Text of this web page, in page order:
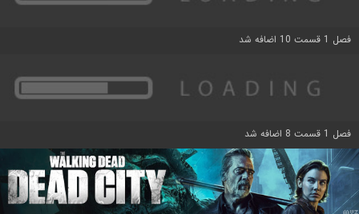
فصل 1 قسمت 10 اضافه شد
فصل 1 قسمت 8 اضافه شد